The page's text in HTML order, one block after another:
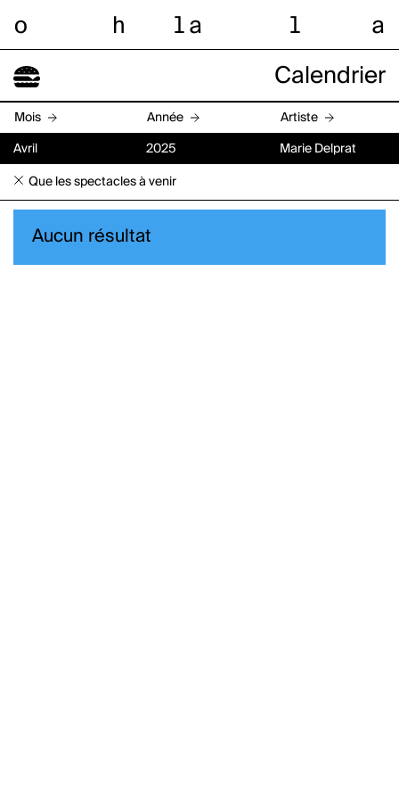
o h l a l a
Calendrier
Mois Année Artiste
Avril 2025 Marie Delprat
Que les spectacles à venir
Aucun résultat